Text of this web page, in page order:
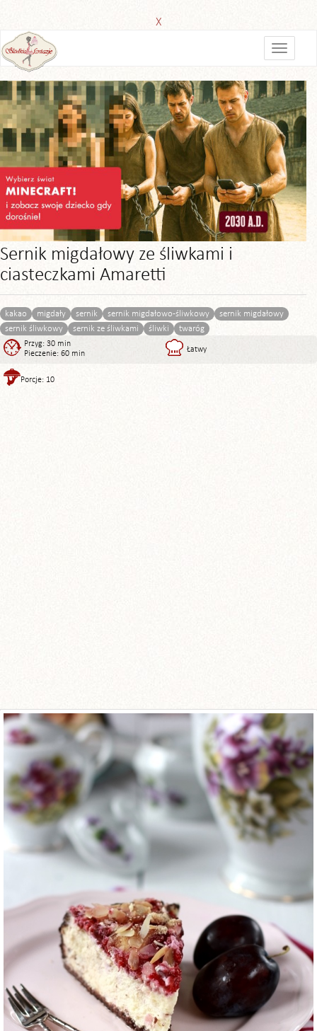
X
Sernik migdałowy ze śliwkami i
ciasteczkami Amaretti
kakao migdały sernik sernik migdałowo-śliwkowy
sernik migdałowy
sernik śliwkowy
sernik ze śliwkami śliwki twaróg
Przyg: 30 min
Pieczenie: 60 min
Łatwy
Porcje: 10